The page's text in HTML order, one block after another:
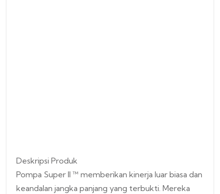
Deskripsi Produk
Pompa Super II ™ memberikan kinerja luar biasa dan
keandalan jangka panjang yang terbukti. Mereka